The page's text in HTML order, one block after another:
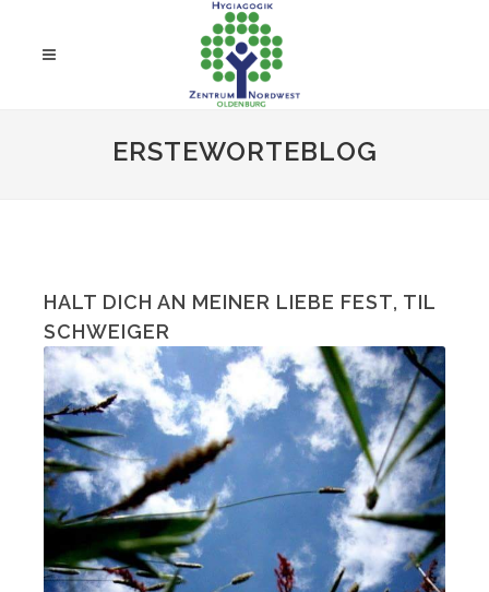
ERSTEWORTEBLOG
HALT DICH AN MEINER LIEBE FEST, TIL
SCHWEIGER